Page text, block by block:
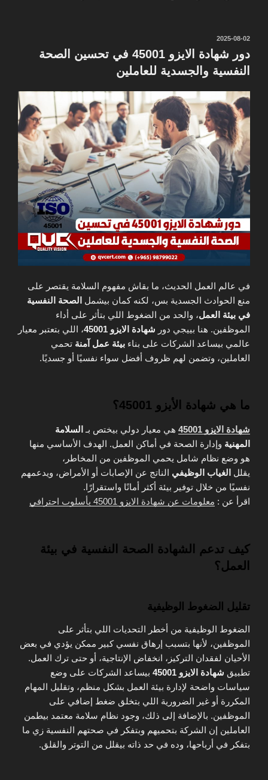
نُشر
2025-08-02
دور شهادة الايزو 45001 في تحسين الصحة
النفسية والجسدية للعاملين
في عالم العمل الحديث، ما بقاش مفهوم السلامة يقتصر على
منع الحوادث الجسدية بس، لكنه كمان بيشمل الصحة النفسية
في بيئة العمل، والحد من الضغوط اللي بتأثر على أداء
الموظفين. هنا بييجي دور شهادة الايزو 45001
، اللي بتعتبر معيار
عالمي بيساعد الشركات على بناء بيئة عمل آمنة تحمي
العاملين، وتضمن لهم ظروف أفضل سواء نفسيًا أو جسديًا.
ما هي شهادة الأيزو 45001؟
شهادة الايزو 45001 هي معيار دولي بيختص بـ السلامة
المهنية وإدارة الصحة في أماكن العمل. الهدف الأساسي منها
هو وضع نظام شامل يحمي الموظفين من المخاطر،
يقلل الغياب الوظيفي الناتج عن الإصابات أو الأمراض، ويدعمهم
نفسيًا من خلال توفير بيئة أكثر أمانًا واستقرارًا.
اقرأ عن : معلومات عن شهادة الايزو 45001 بأسلوب احترافي
كيف تدعم الشهادة الصحة النفسية في بيئة
العمل؟
تقليل الضغوط الوظيفية
الضغوط الوظيفية من أخطر التحديات اللي بتأثر على
الموظفين، لأنها بتسبب إرهاق نفسي كبير ممكن يؤدي في بعض
الأحيان لفقدان التركيز، انخفاض الإنتاجية، أو حتى ترك العمل.
تطبيق شهادة الايزو 45001
بيساعد الشركات على وضع
سياسات واضحة لإدارة بيئة العمل بشكل منظم، وتقليل المهام
المكررة أو غير الضرورية اللي بتخلق ضغط إضافي على
الموظفين. بالإضافة إلى ذلك، وجود نظام سلامة معتمد بيطمن
العاملين إن الشركة بتحميهم وبتفكر في صحتهم النفسية زي ما
بتفكر في أرباحها، وده في حد ذاته بيقلل من التوتر والقلق.